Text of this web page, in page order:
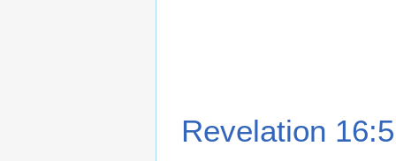
Revelation